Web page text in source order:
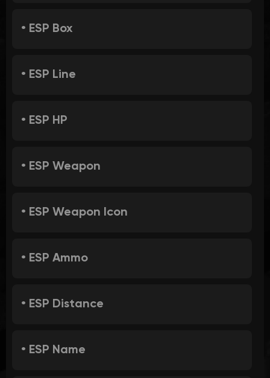
• ESP Box
• ESP Line
• ESP HP
• ESP Weapon
• ESP Weapon Icon
• ESP Ammo
• ESP Distance
• ESP Name